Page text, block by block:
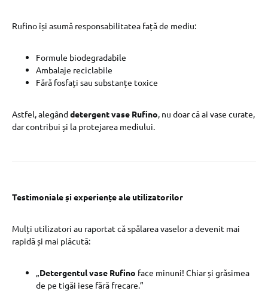
Rufino își asumă responsabilitatea față de mediu:
Formule biodegradabile
Ambalaje reciclabile
Fără fosfați sau substanțe toxice
Astfel, alegânddetergent vase Rufino, nu doar că ai vase curate,
dar contribui și la protejarea mediului.
Testimoniale și experiențe ale utilizatorilor
Mulți utilizatori au raportat că spălarea vaselor a devenit mai
rapidă și mai plăcută:
„Detergentul vase Rufino face minuni! Chiar și grăsimea
de pe tigăi iese fără frecare.”